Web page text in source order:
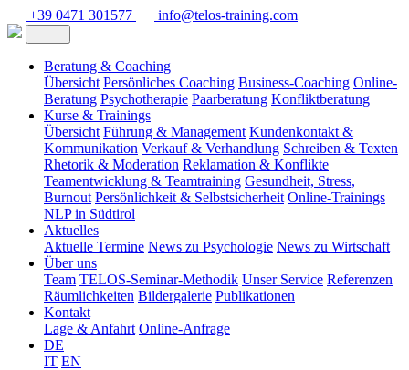
+39 0471 301577 info@telos-training.com
Beratung & Coaching
Übersicht Persönliches Coaching Business-Coaching Online-
Beratung Psychotherapie Paarberatung Konfliktberatung
Kurse & Trainings
Übersicht Führung & Management Kundenkontakt &
Kommunikation Verkauf & Verhandlung Schreiben & Texten
Rhetorik & Moderation Reklamation & Konflikte
Teamentwicklung & Teamtraining Gesundheit, Stress,
Burnout Persönlichkeit & Selbstsicherheit Online-Trainings
NLP in Südtirol
Aktuelles
Aktuelle Termine News zu Psychologie News zu Wirtschaft
Über uns
Team TELOS-Seminar-Methodik Unser Service Referenzen
Räumlichkeiten Bildergalerie Publikationen
Kontakt
Lage & Anfahrt Online-Anfrage
DE
IT EN